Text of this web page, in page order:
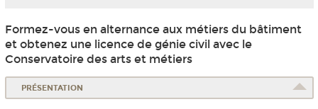
Formez-vous en alternanceaux métiers du bâtiment
et obtenez une licence de génie civil avec le
Conservatoire des arts et métiers
PRÉSENTATION